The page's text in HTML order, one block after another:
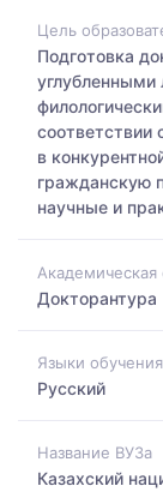
Цель
Подготовка
углубленными
в
гражданскую
научные и
Академическая
Докторантура
Языки обучения
Русский
Название ВУЗа
Казахский